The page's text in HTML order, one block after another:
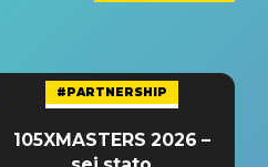
#PARTNERSHIP
105XMASTERS 2026 –